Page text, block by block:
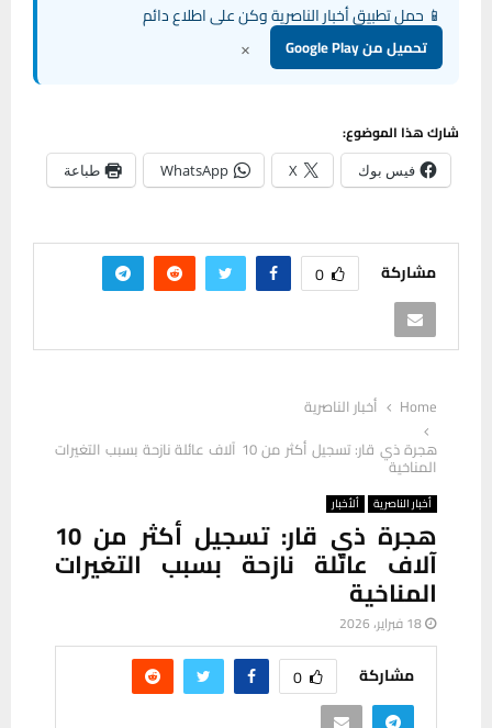
📱 حمل تطبيق أخبار الناصرية وكن على اطلاع دائم
تحميل من Google Play ×
شارك هذا الموضوع:
فيس بوك X
WhatsApp طباعة
مشاركة 0
Home
أخبار الناصرية
هجرة ذي قار: تسجيل أكثر من 10 آلاف عائلة نازحة بسبب التغيرات
المناخية
أخبار الناصرية ألأخبار
هجرة ذي قار: تسجيل أكثر من 10
آلاف عائلة نازحة بسبب التغيرات
المناخية
18 فبراير، 2026
مشاركة 0